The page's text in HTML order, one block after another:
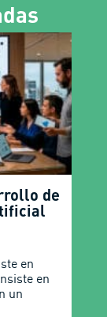
de
en
en
un